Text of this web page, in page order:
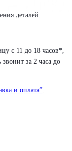
и в короткое
деталей.
с 11 до 18 часов*,
за 2 часа до
и оплата”.